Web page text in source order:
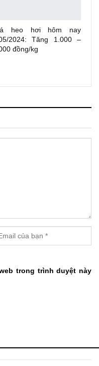
heo hơi hôm nay
2024: Tăng 1.000 –
đồng/kg
trong trình duyệt này